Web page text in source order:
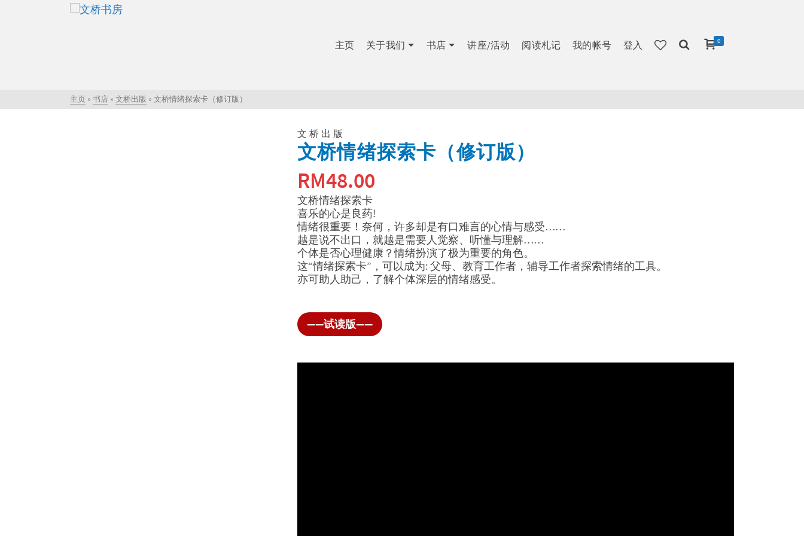
主页 关于我们 书店 讲座/活动 阅读札记 我的帐号 登入 0
主页 » 书店 » 文桥出版 » 文桥情绪探索卡（修订版）
文桥出版
文桥情绪探索卡（修订版）
RM48.00
文桥情绪探索卡
喜乐的心是良药!
情绪很重要！奈何，许多却是有口难言的心情与感受……
越是说不出口，就越是需要人觉察、听懂与理解……
个体是否心理健康？情绪扮演了极为重要的角色。
这“情绪探索卡”，可以成为: 父母、教育工作者，辅导工作者探索情绪的工具。
亦可助人助己，了解个体深层的情绪感受。
——试读版——